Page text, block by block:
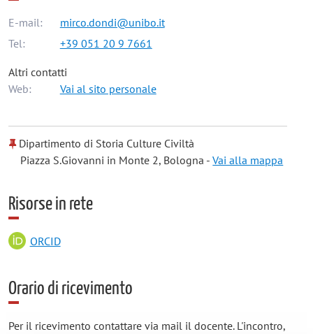
E-mail:
mirco.dondi@unibo.it
Tel:
+39 051 20 9 7661
Altri contatti
Web:
Vai al sito personale
Dipartimento di Storia Culture Civiltà
Piazza S.Giovanni in Monte 2, Bologna -Vai alla mappa
Risorse in rete
ORCID
Orario di ricevimento
Per il ricevimento contattare via mail il docente. L'incontro,